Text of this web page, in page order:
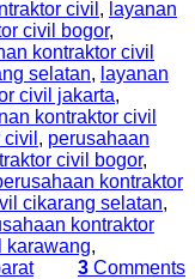
civil , layanan
civil bogor,
kontraktor civil
selatan, layanan
civil jakarta,
kontraktor civil
, perusahaan
civil bogor,
kontraktor
cikarang selatan,
kontraktor
karawang,
3 Comments